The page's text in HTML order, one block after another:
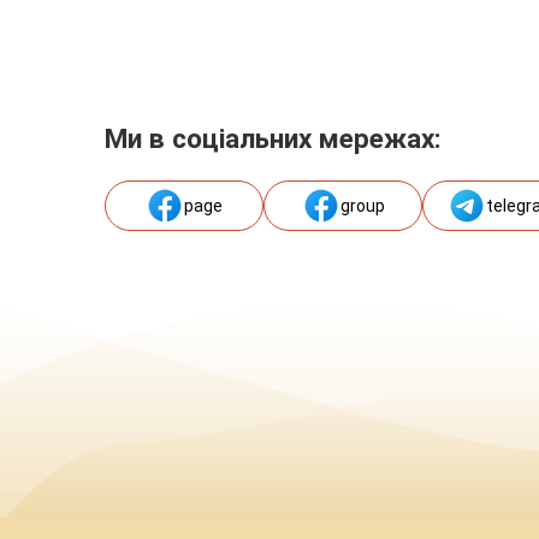
Ми в соціальних мережах:
page group